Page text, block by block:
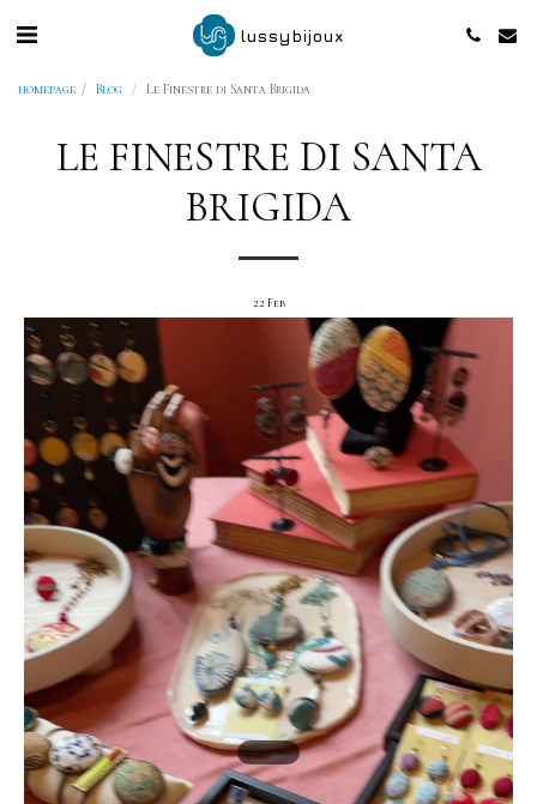
lussybijoux
homepage Blog Le Finestre di Santa Brigida
LE FINESTRE DI SANTA
BRIGIDA
22 Feb